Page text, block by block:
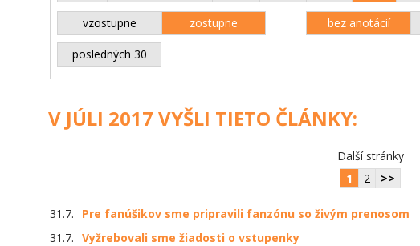
vzostupne zostupne bez anotácií
posledných 30
V JÚLI 2017 VYŠLI TIETO ČLÁNKY:
Další stránky
1
2 >>
31.7.
Pre fanúšikov sme pripravili fanzónu so živým prenosom
31.7. Vyžrebovali sme žiadosti o vstupenky